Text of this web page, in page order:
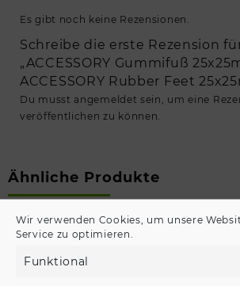
Wir verwenden Cookies, um unsere
Service zu optimieren.
Funktional
Es gibt noch keine Rezensionen.
Schreibe die erste Rezension
„ACCESSORY Gummifuß
ACCESSORY Rubber Feet
Du musst angemeldet sein, um eine
veröffentlichen zu können.
Ähnliche Produkte
Füße
klein mit Stahlring //